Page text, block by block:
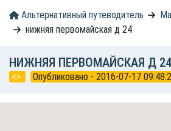
Альтернативный путеводитель
нижняя первомайская д 24
НИЖНЯЯ ПЕРВОМАЙСКАЯ Д 24
<> Опубликовано - 2016-07-17